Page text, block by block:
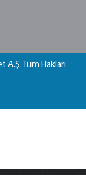
A.Ş. Tüm Hakları